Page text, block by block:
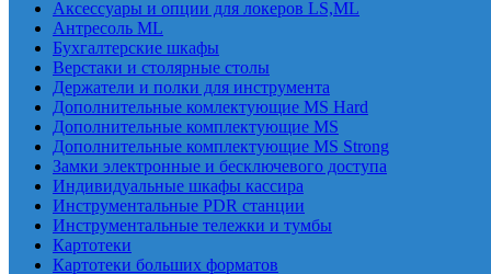
Аксессуары и опции для локеров LS,ML
Антресоль ML
Бухгалтерские шкафы
Верстаки и столярные столы
Держатели и полки для инструмента
Дополнительные комлектующие MS Hard
Дополнительные комплектующие MS
Дополнительные комплектующие MS Strong
Замки электронные и бесключевого доступа
Индивидуальные шкафы кассира
Инструментальные PDR станции
Инструментальные тележки и тумбы
Картотеки
Картотеки больших форматов